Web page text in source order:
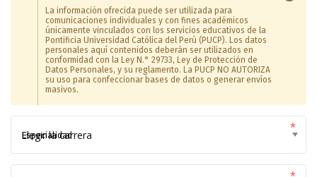
La información ofrecida puede ser utilizada para
comunicaciones individuales y con fines académicos
únicamente vinculados con los servicios educativos de la
Pontificia Universidad Católica del Perú (PUCP). Los datos
personales aquí contenidos deberán ser utilizados en
conformidad con la Ley N.° 29733, Ley de Protección de
Datos Personales, y su reglamento. La PUCP NO AUTORIZA
su uso para confeccionar bases de datos o generar envíos
masivos.
Especialidad